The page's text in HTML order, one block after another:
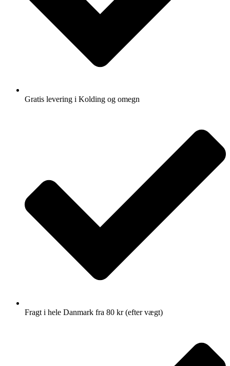
Gratis levering i Kolding og omegn
Fragt i hele Danmark fra 80 kr (efter vægt)